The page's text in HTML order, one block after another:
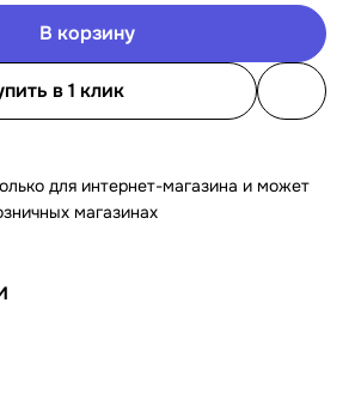
В корзину
в 1 клик
для интернет-магазина и может
магазинах